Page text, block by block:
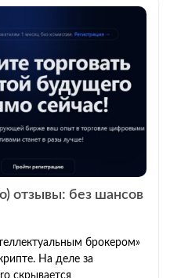
отзывы: без шансов
брокером»
На деле за